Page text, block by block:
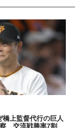
橋上監督代行の巨人
交流戦勝率7割